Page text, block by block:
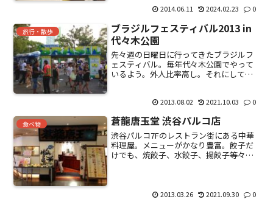
にかく暑いなぁーっと思ったところで、
目に止まった看板。Cafe Miyama。店は
地下にある。後...
2014.06.11 2024.02.23 0
旅行・散歩
ブラジルフェスティバル2013 in
代々木公園
先々週の日曜日に行ってきたブラジルフ
ェスティバル。毎年代々木公園でやって
いるよう。外人比率高し。それにしても
くさん並んでる。「リングイッサ」とい
2013.08.02 2021.10.03 0
食べ物 蒼龍唐玉堂 渋谷パルコ店
渋谷パルコ7Fのレストラン街にある中華
料理屋。メニューがかなり豊富。餃子だ
けでも、焼餃子、水餃子、揚餃子等々。
く。絶妙な香辛...2013.03.26 2021.09.30 0